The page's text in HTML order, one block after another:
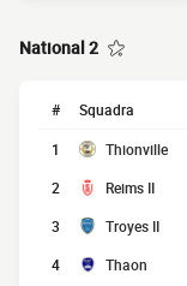
National 2
# Squadra
1 Thionville
2 Reims II
3 Troyes II
4 Thaon